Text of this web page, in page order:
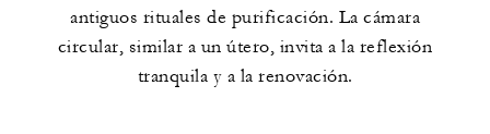
antiguos rituales de purificación. La cámara
circular, similar a un útero, invita a la reflexión
tranquila y a la renovación.